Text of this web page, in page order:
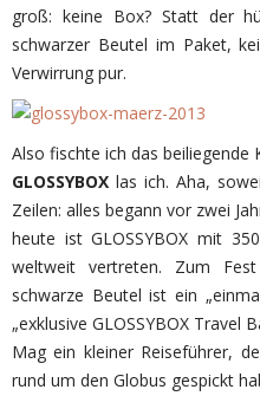
groß: keine Box? Statt der
schwarzer Beutel im Paket,
Verwirrung pur.
Also fischte ich das beiliegende
GLOSSYBOX las ich. Aha,
Zeilen: alles begann vor zwei
heute ist GLOSSYBOX mit
weltweit vertreten. Zum
schwarze Beutel ist ein
„exklusive GLOSSYBOX Travel
Mag ein kleiner Reiseführer,
rund um den Globus gespickt